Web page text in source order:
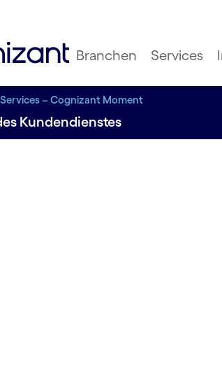
Branchen Services
– Cognizant Moment
Kundendienstes